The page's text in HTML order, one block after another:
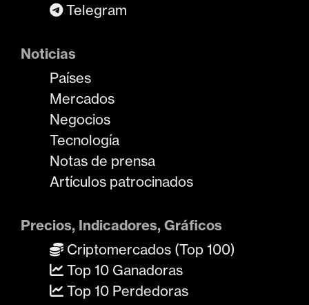
Telegram
Noticias
Países
Mercados
Negocios
Tecnología
Notas de prensa
Artículos patrocinados
Precios, Indicadores, Gráficos
Criptomercados (Top 100)
Top 10 Ganadoras
Top 10 Perdedoras